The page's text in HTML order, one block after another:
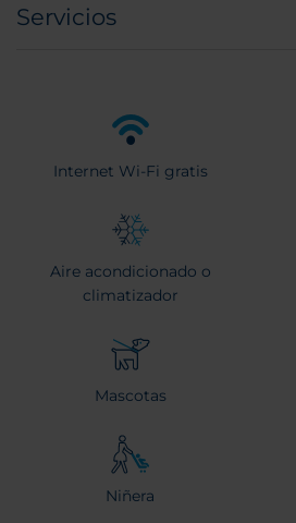
Servicios
Internet Wi-Fi gratis
Aire acondicionado o
climatizador
Mascotas
Niñera